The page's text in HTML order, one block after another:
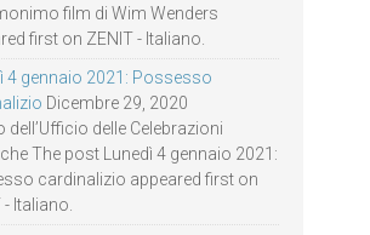
film di Wim Wenders
first on ZENIT - Italiano.
4 gennaio 2021: Possesso
Dicembre 29, 2020
dell’Ufficio delle Celebrazioni
The post Lunedì 4 gennaio 2021:
cardinalizio appeared first on
- Italiano.